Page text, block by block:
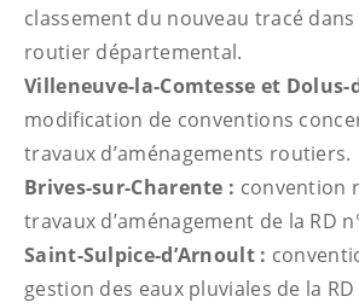
classement du nouveau tracé
routier départemental.
Villeneuve-la-Comtesse et Dolus-
modification de conventions
travaux d’aménagements routiers.
Brives-sur-Charente : convention
travaux d’aménagement de la RD
Saint-Sulpice-d’Arnoult :
gestion des eaux pluviales de la RD